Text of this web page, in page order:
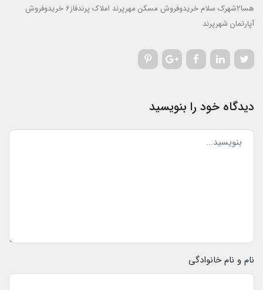
هسا2شهرک سلام
خریدوفروش مسکن مهرپرند املاک پرندفاز6
خریدوفروش
آپارتمان شهرپرند
دیدگاه خود را بنویسید
نام و نام خانوادگی